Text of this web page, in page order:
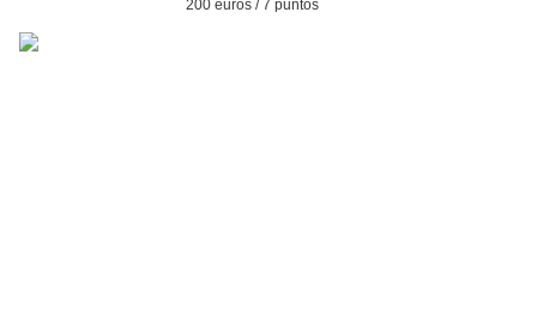
200 euros / 7 puntos